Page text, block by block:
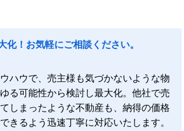
化！お気軽にご相談ください。
ハウで、売主様も気づかないような物
る可能性から検討し最大化。他社で売
しまったような不動産も、納得の価格
きるよう迅速丁寧に対応いたします。